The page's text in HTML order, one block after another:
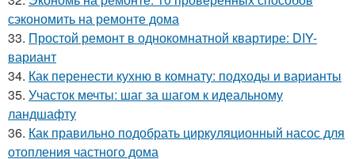
сэкономить на ремонте дома
33. Простой ремонт в однокомнатной квартире: DIY-
вариант
34. Как перенести кухню в комнату: подходы и варианты
35. Участок мечты: шаг за шагом к идеальному
ландшафту
36. Как правильно подобрать циркуляционный насос для
отопления частного дома